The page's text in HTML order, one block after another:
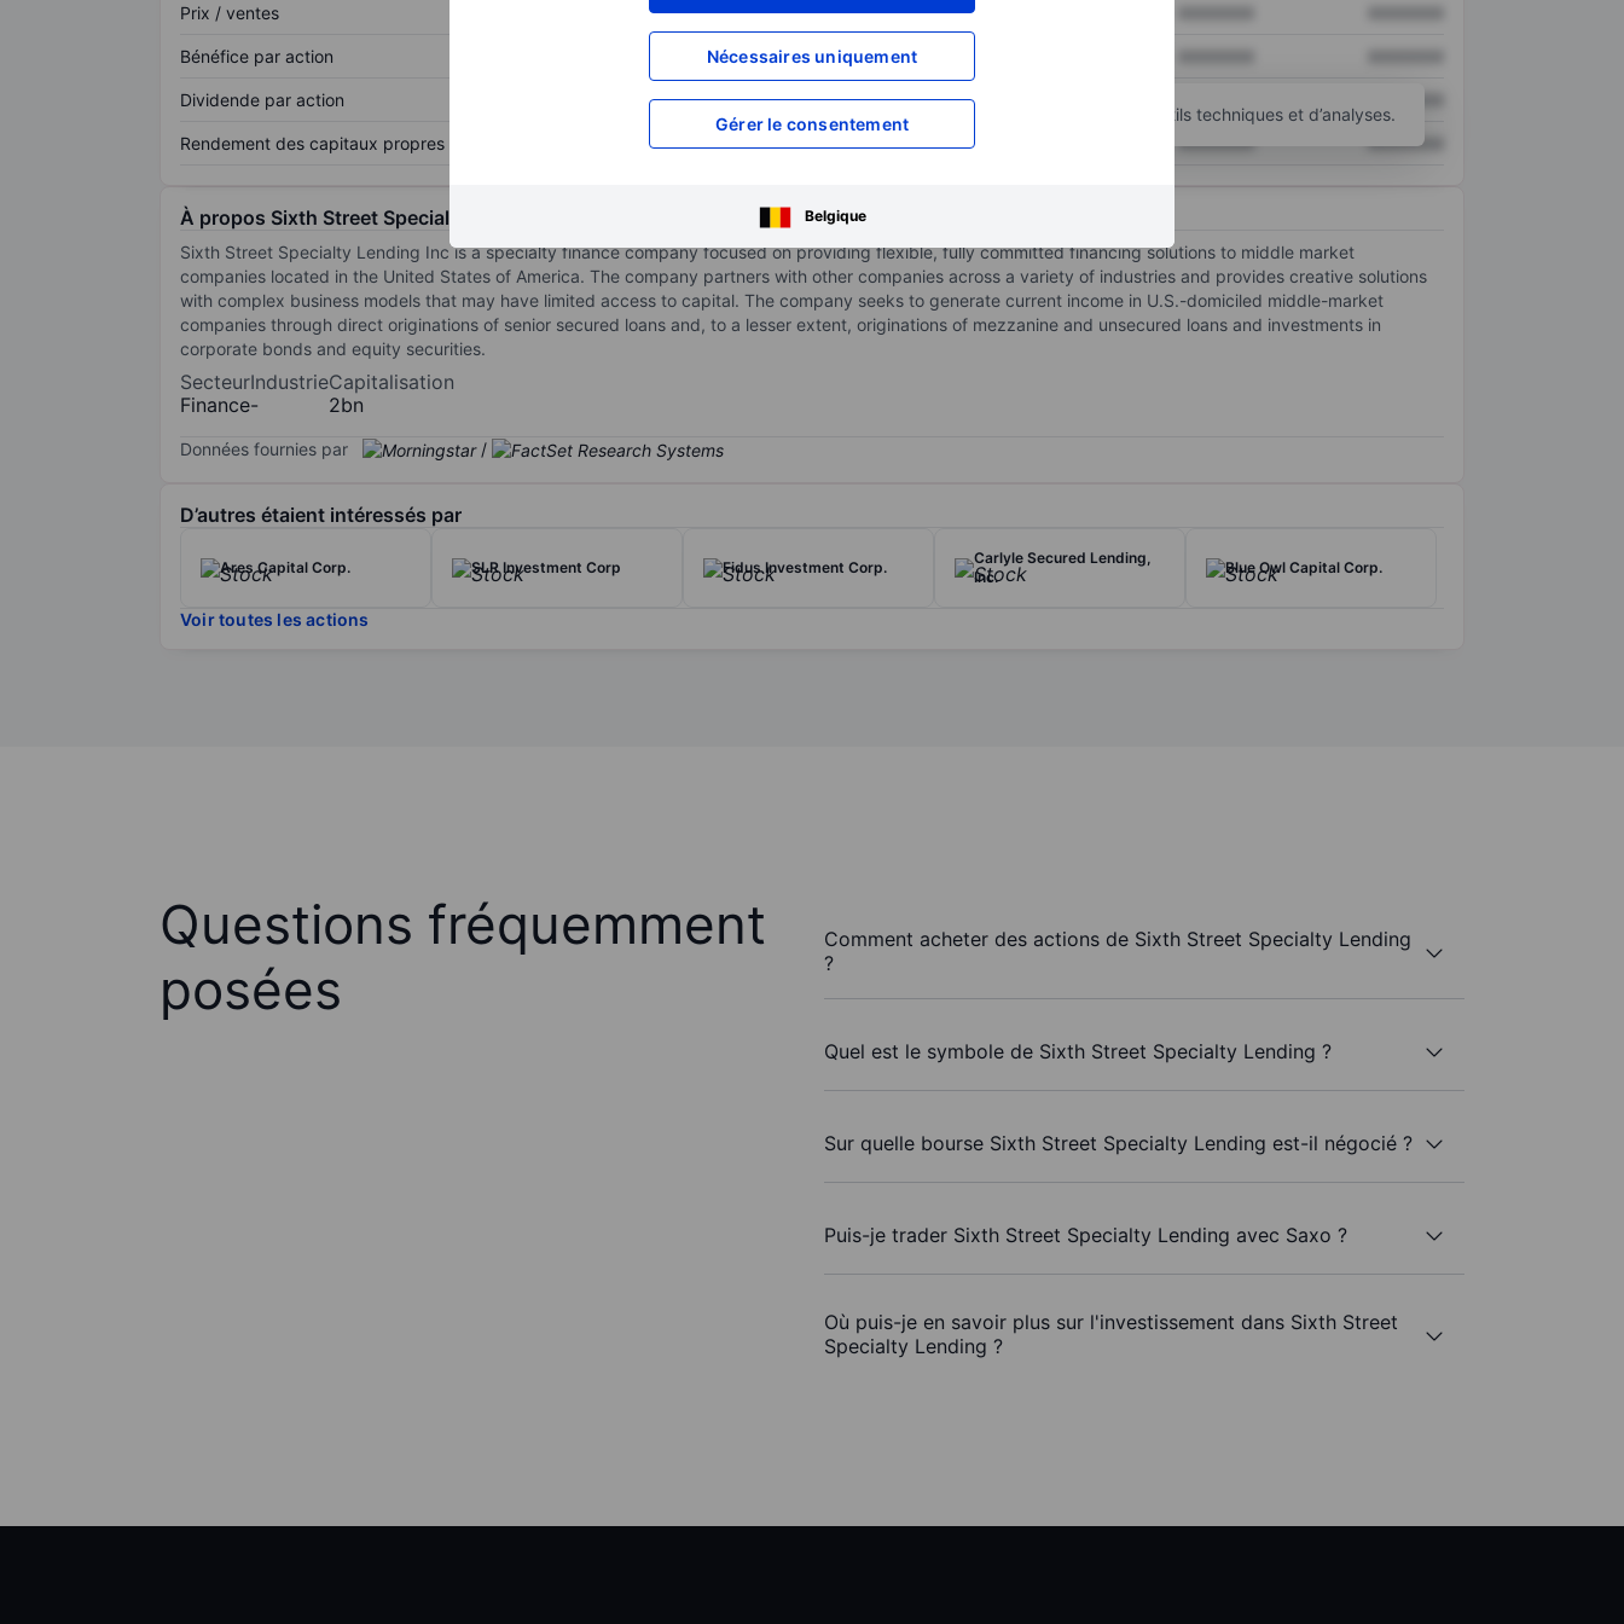
Nécessaires uniquement
Gérer le consentement
Belgique
Prix / ventes XXXXXXX
Bénéfice par action XXXXXXX
Dividende par action XXXXXXX
Rendement des capitaux propres XXXXXXX XXXXXXX XXXXXXX
Ouvrir un compte pour accéder à d’autres outils techniques et d’analyses.
À propos Sixth Street Specialty Lending
Sixth Street Specialty Lending Inc is a specialty finance company focused on providing flexible, fully committed financing solutions to middle market
companies located in the United States of America. The company partners with other companies across a variety of industries and provides creative solutions
with complex business models that may have limited access to capital. The company seeks to generate current income in U.S.-domiciled middle-market
companies through direct originations of senior secured loans and, to a lesser extent, originations of mezzanine and unsecured loans and investments in
corporate bonds and equity securities.
Secteur
Finance
Industrie
-
Capitalisation
2bn
Données fournies par /
D’autres étaient intéressés par
Ares Capital Corp. SLR Investment Corp Fidus Investment Corp.
Carlyle Secured Lending,
Inc.
Blue Owl Capital Corp.
Voir toutes les actions
Questions fréquemment
posées
Comment acheter des actions de Sixth Street Specialty Lending
?
Quel est le symbole de Sixth Street Specialty Lending ?
Sur quelle bourse Sixth Street Specialty Lending est-il négocié ?
Puis-je trader Sixth Street Specialty Lending avec Saxo ?
Où puis-je en savoir plus sur l'investissement dans Sixth Street
Specialty Lending ?